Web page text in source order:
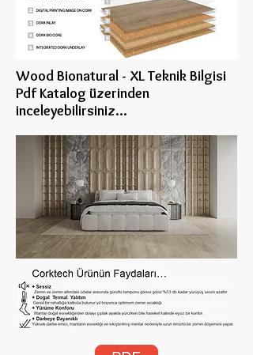
Wood Bionatural - XL Teknik Bilgisi
Pdf Katalog üzerinden
inceleyebilirsiniz...